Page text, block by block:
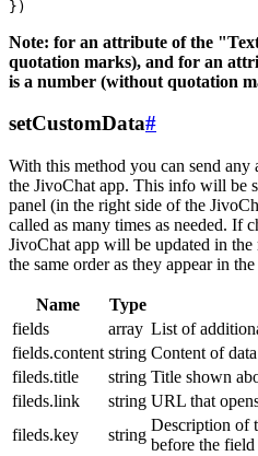
Note: for an attribute of the
quotation marks), and for an
is a number (without quotation
setCustomData#
With this method you can send
the JivoChat app. This info will be
panel (in the right side of the
called as many times as needed. If
JivoChat app will be updated in
the same order as they appear in
Name Type
fields
array List of
fields.content string Content of
fileds.title
string Title shown
fileds.link
string URL that
fileds.key
string
Description of
before the field